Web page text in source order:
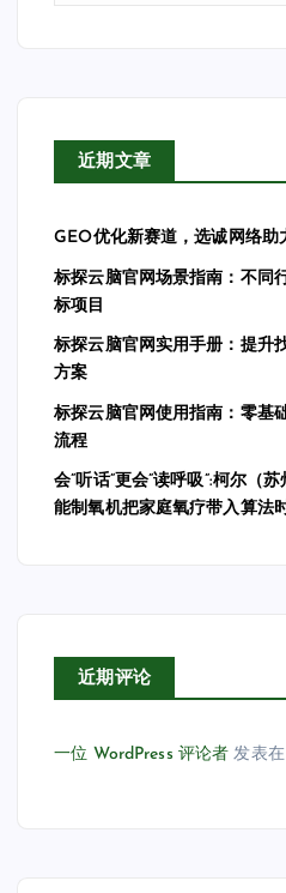
近期文章
GEO优化新赛道，选诚网络助
标探云脑官网场景指南：不同
标项目
标探云脑官网实用手册：提升
方案
标探云脑官网使用指南：零基
流程
会”听话”更会”读呼吸”:柯尔（
能制氧机把家庭氧疗带入算法
近期评论
一位 WordPress 评论者 发表